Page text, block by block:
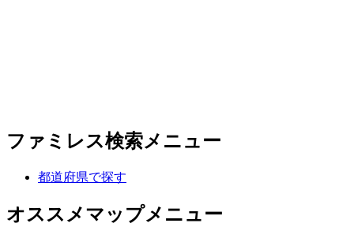
ファミレス検索メニュー
都道府県で探す
オススメマップメニュー